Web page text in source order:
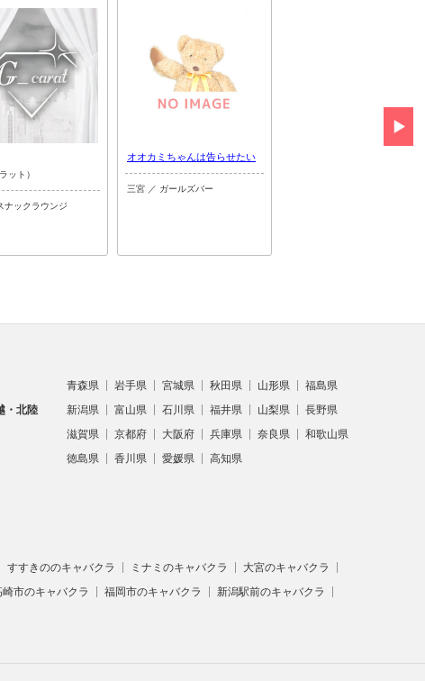
ット）
ナックラウンジ
オオカミちゃんは告らせたい
三宮 ／ ガールズバー
青森県 岩手県 宮城県 秋田県 山形県
福島県
・北陸 新潟県 富山県 石川県 福井県 山梨県
長野県
滋賀県 京都府 大阪府 兵庫県 奈良県
和歌山県
徳島県 香川県 愛媛県
高知県
すすきののキャバクラ ミナミのキャバクラ
大宮のキャバクラ
崎市のキャバクラ 福岡市のキャバクラ
新潟駅前のキャバクラ